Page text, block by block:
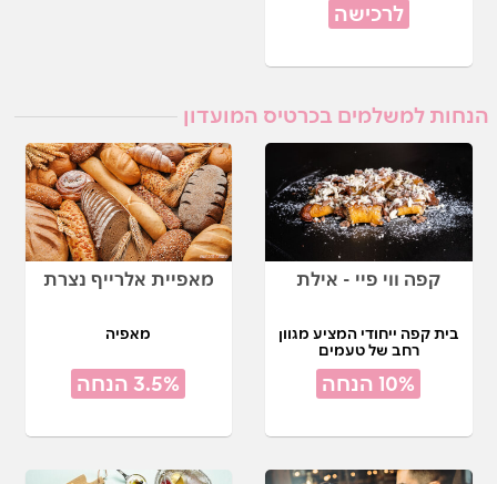
לרכישה
הנחות למשלמים בכרטיס המועדון
קפה ווי פיי - אילת
בית קפה ייחודי המציע מגוון
רחב של טעמים
10% הנחה
מאפיית אלרייף נצרת
מאפיה
3.5% הנחה